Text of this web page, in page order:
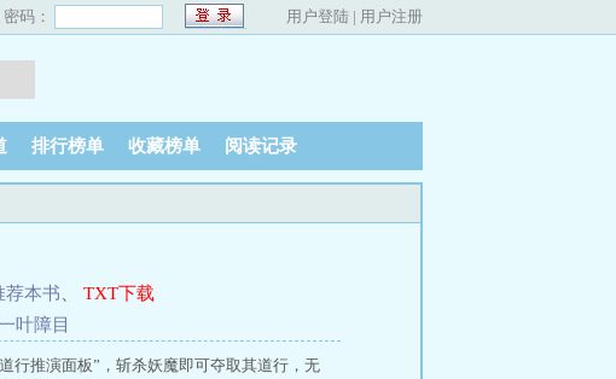
密码： 用户登陆 | 用户注册
排行榜单 收藏榜单 阅读记录
荐本书
TXT下载
叶障目
推演面板”，斩杀妖魔即可夺取其道行，无